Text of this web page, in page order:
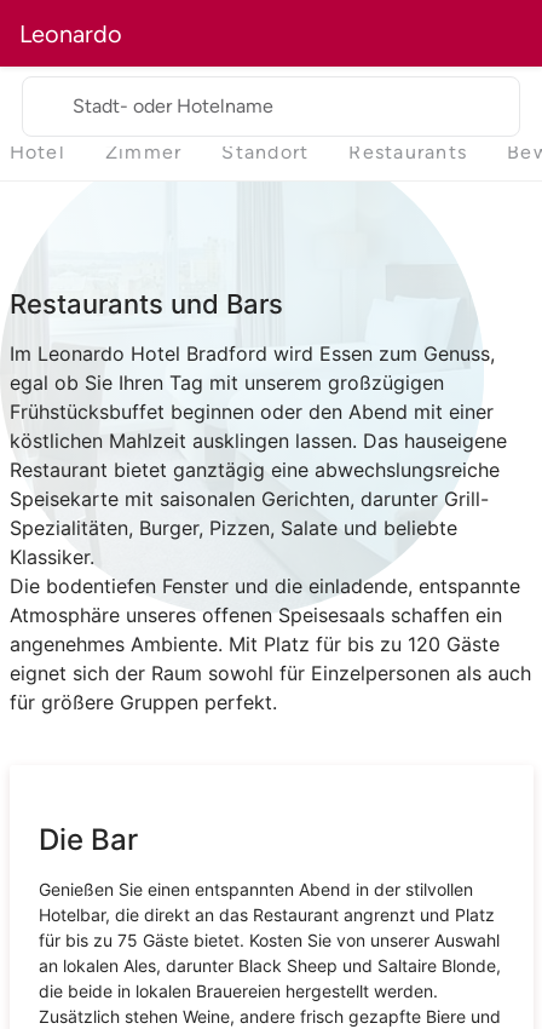
Leonardo
Stadt- oder Hotelname
Hotel Zimmer Standort Restaurants
Restaurants und Bars
Im Leonardo Hotel Bradford wird Essen zum Genuss,
egal ob Sie Ihren Tag mit unserem großzügigen
Frühstücksbuffet beginnen oder den Abend mit einer
köstlichen Mahlzeit ausklingen lassen. Das hauseigene
Restaurant bietet ganztägig eine abwechslungsreiche
Speisekarte mit saisonalen Gerichten, darunter Grill-
Spezialitäten, Burger, Pizzen, Salate und beliebte
Klassiker.
Die bodentiefen Fenster und die einladende, entspannte
Atmosphäre unseres offenen Speisesaals schaffen ein
angenehmes Ambiente. Mit Platz für bis zu 120 Gäste
eignet sich der Raum sowohl für Einzelpersonen als auch
für größere Gruppen perfekt.
Die Bar
Genießen Sie einen entspannten Abend in der stilvollen
Hotelbar, die direkt an das Restaurant angrenzt und Platz
für bis zu 75 Gäste bietet. Kosten Sie von unserer Auswahl
an lokalen Ales, darunter Black Sheep und Saltaire Blonde,
die beide in lokalen Brauereien hergestellt werden.
Zusätzlich stehen Weine, andere frisch gezapfte Biere und